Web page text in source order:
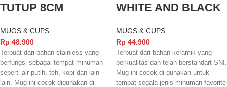
TUTUP 8CM
MUGS & CUPS
Rp 48.900
Terbuat dari bahan stainless yang
berfungsi sebagai tempat minuman
seperti air putih, teh, kopi dan lain
lain. Mug ini cocok digunakan di
WHITE AND BLACK
MUGS & CUPS
Rp 44.900
Terbuat dari bahan keramik yang
berkualitas dan telah berstandart SNI.
Mug ini cocok di gunakan untuk
tempat segala jenis minuman favorite